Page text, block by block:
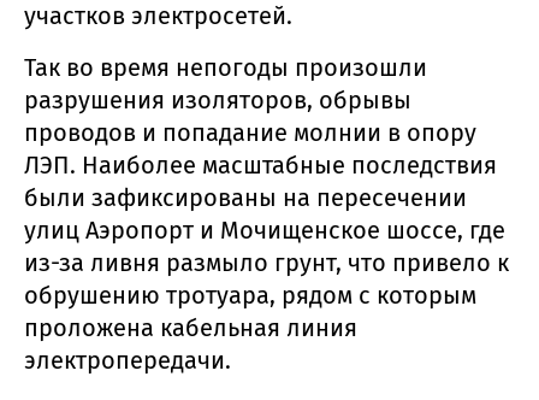
участков электросетей.
Так во время непогоды произошли
разрушения изоляторов, обрывы
проводов и попадание молнии в опору
ЛЭП. Наиболее масштабные последствия
были зафиксированы на пересечении
улиц Аэропорт и Мочищенское шоссе, где
из-за ливня размыло грунт, что привело к
обрушению тротуара, рядом с которым
проложена кабельная линия
электропередачи.